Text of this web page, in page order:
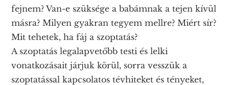
fejnem? Van-e szüksége a babámnak a tejen kívül
másra? Milyen gyakran tegyem mellre? Miért sír?
Mit tehetek, ha fáj a szoptatás?
A szoptatás legalapvetőbb testi és lelki
vonatkozásait járjuk körül, sorra vesszük a
szoptatással kapcsolatos tévhiteket és tényeket,